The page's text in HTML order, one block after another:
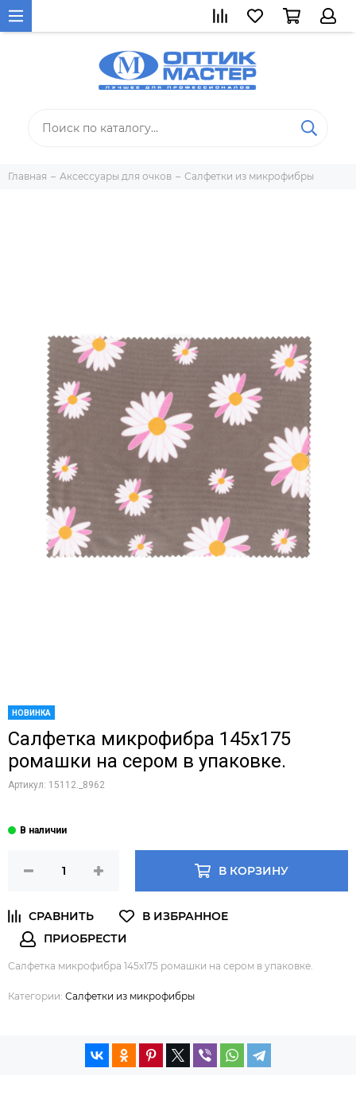
Главная Аксессуары для очков Салфетки из микрофибры
НОВИНКА
Салфетка микрофибра 145х175
ромашки на сером в упаковке.
Артикул: 15112._8962
В КОРЗИНУ
Салфетка микрофибра 145х175 ромашки на сером в упаковке.
Категории: Салфетки из микрофибры